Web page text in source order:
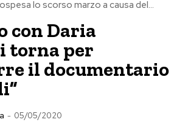
lo scorso marzo a causa del...
con Daria
torna per
il documentario
- 05/05/2020